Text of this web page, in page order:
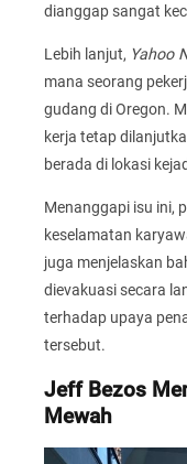
dianggap sangat
Lebih lanjut, Yahoo
mana seorang
gudang di Oregon.
kerja tetap
berada di lokasi
Menanggapi isu ini,
keselamatan
juga menjelaskan
dievakuasi secara
terhadap upaya
tersebut.
Jeff Bezos
Mewah